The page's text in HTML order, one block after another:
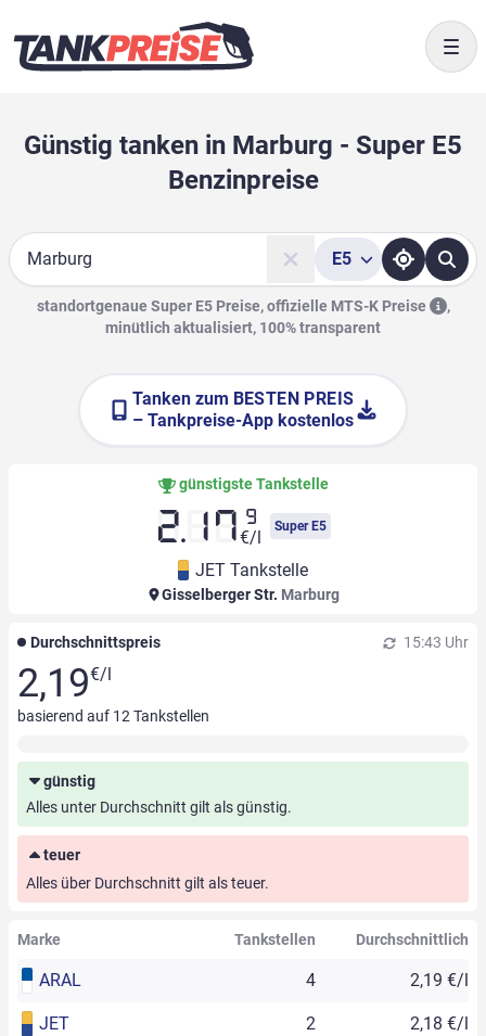
Günstig tanken in Marburg - Super E5
Benzinpreise
Suche
E5
standortgenaue Super E5 Preise, offizielle MTS-K Preise
,
minütlich aktualisiert, 100% transparent
Tanken zum BESTEN PREIS
– Tankpreise-App kostenlos
günstigste Tankstelle
2.17 9
€/l
Super E5
JET Tankstelle
Gisselberger Str. Marburg
Durchschnittspreis 15:43 Uhr
2,19€/l
basierend auf 12Tankstellen
günstig
Alles unter Durchschnitt gilt als günstig.
teuer
Alles über Durchschnitt gilt als teuer.
Marke Tankstellen Durchschnittlich
ARAL 4 2,19 €/l
JET 2 2,18 €/l